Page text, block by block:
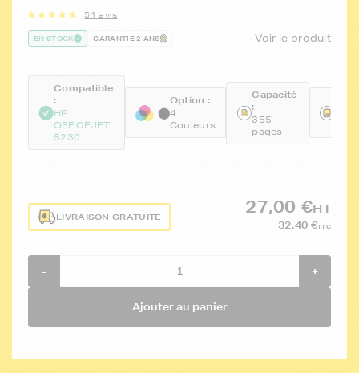
51 avis
EN STOCK GARANTIE 2 ANS Voir le produit
Compatible
:
HP
OFFICEJET
5230
Option :
4
Couleurs
Capacité
:
355
pages
LIVRAISON GRATUITE
27,00 €HT
32,40 €TTC
- +
Ajouter au panier